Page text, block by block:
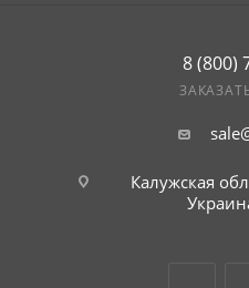
8 (800)
Калужская